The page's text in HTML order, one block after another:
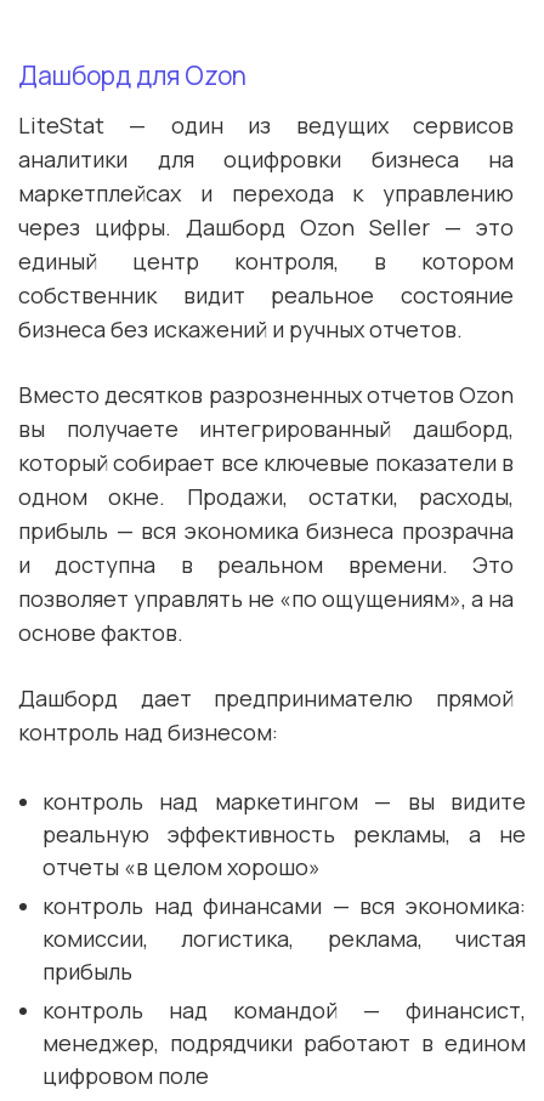
Дашборд для Ozon
LiteStat — один из ведущих сервисов
аналитики для оцифровки бизнеса на
маркетплейсах и перехода к управлению
через цифры. Дашборд Ozon Seller — это
единый центр контроля, в котором
собственник видит реальное состояние
бизнеса без искажений и ручных отчетов.
Вместо десятков разрозненных отчетов Ozon
вы получаете интегрированный дашборд,
который собирает все ключевые показатели в
одном окне. Продажи, остатки, расходы,
прибыль — вся экономика бизнеса прозрачна
и доступна в реальном времени. Это
позволяет управлять не «по ощущениям», а на
основе фактов.
Дашборд дает предпринимателю прямой
контроль над бизнесом:
контроль над маркетингом — вы видите
реальную эффективность рекламы, а не
отчеты «в целом хорошо»
контроль над финансами — вся экономика:
комиссии, логистика, реклама, чистая
прибыль
контроль над командой — финансист,
менеджер, подрядчики работают в едином
цифровом поле